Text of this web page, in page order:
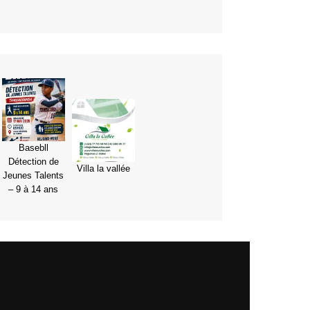
Basebll
Détection de
Jeunes Talents
– 9 à 14 ans
Villa la vallée